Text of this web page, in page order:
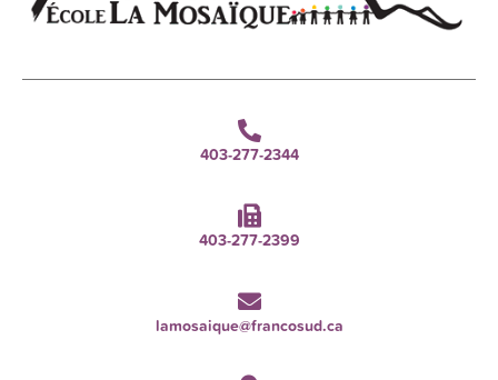
403-277-2344
403-277-2399
lamosaique@francosud.ca